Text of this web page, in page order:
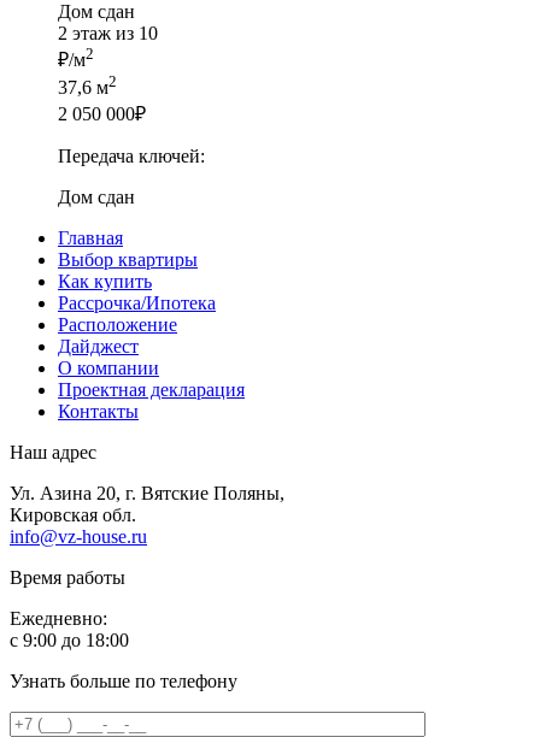
Дом сдан
2 этаж из 10
₽/м2
37,6 м2
2 050 000₽
Передача ключей:
Дом сдан
Главная
Выбор квартиры
Как купить
Рассрочка/Ипотека
Расположение
Дайджест
О компании
Проектная декларация
Контакты
Наш адрес
Ул. Азина 20, г. Вятские Поляны,
Кировская обл.
info@vz-house.ru
Время работы
Ежедневно:
c 9:00 до 18:00
Узнать больше по телефону